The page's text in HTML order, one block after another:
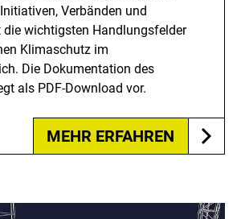
Verbänden und
wichtigsten Handlungsfelder
Klimaschutz im
Die Dokumentation des
als PDF-Download vor.
MEHR ERFAHREN